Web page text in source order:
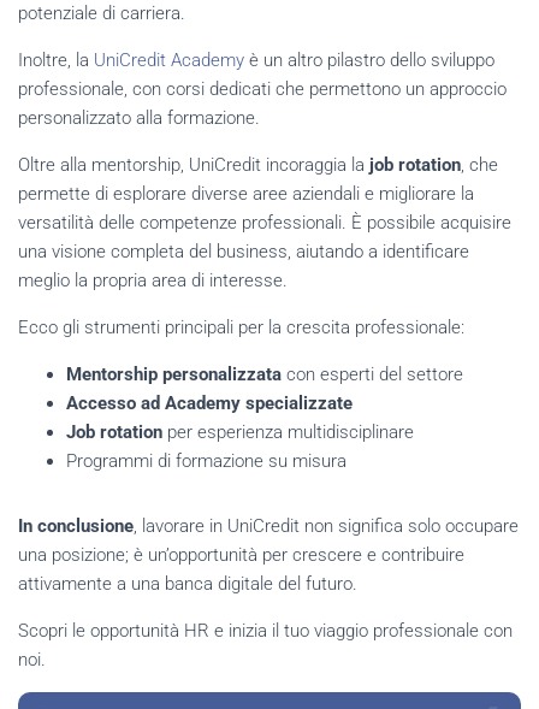
potenziale di carriera.
Inoltre, la UniCredit Academy è un altro pilastro dello sviluppo
professionale, con corsi dedicati che permettono un approccio
personalizzato alla formazione.
Oltre alla mentorship, UniCredit incoraggia la job rotation, che
permette di esplorare diverse aree aziendali e migliorare la
versatilità delle competenze professionali. È possibile acquisire
una visione completa del business, aiutando a identificare
meglio la propria area di interesse.
Ecco gli strumenti principali per la crescita professionale:
Mentorship personalizzata con esperti del settore
Accesso ad Academy specializzate
Job rotation per esperienza multidisciplinare
Programmi di formazione su misura
In conclusione, lavorare in UniCredit non significa solo occupare
una posizione; è un’opportunità per crescere e contribuire
attivamente a una banca digitale del futuro.
Scopri le opportunità HR e inizia il tuo viaggio professionale con
noi.